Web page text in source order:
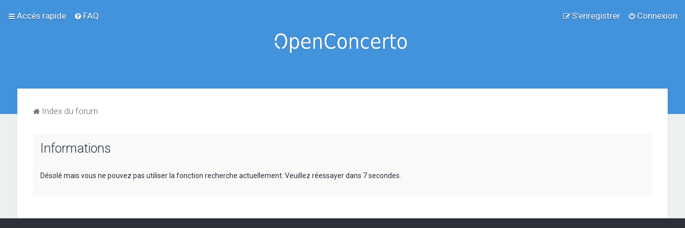
Accès rapide FAQ Connexion
S’enregistrer
Index du forum
Informations
Désolé mais vous ne pouvez pas utiliser la fonction recherche actuellement. Veuillez réessayer dans 7 secondes.